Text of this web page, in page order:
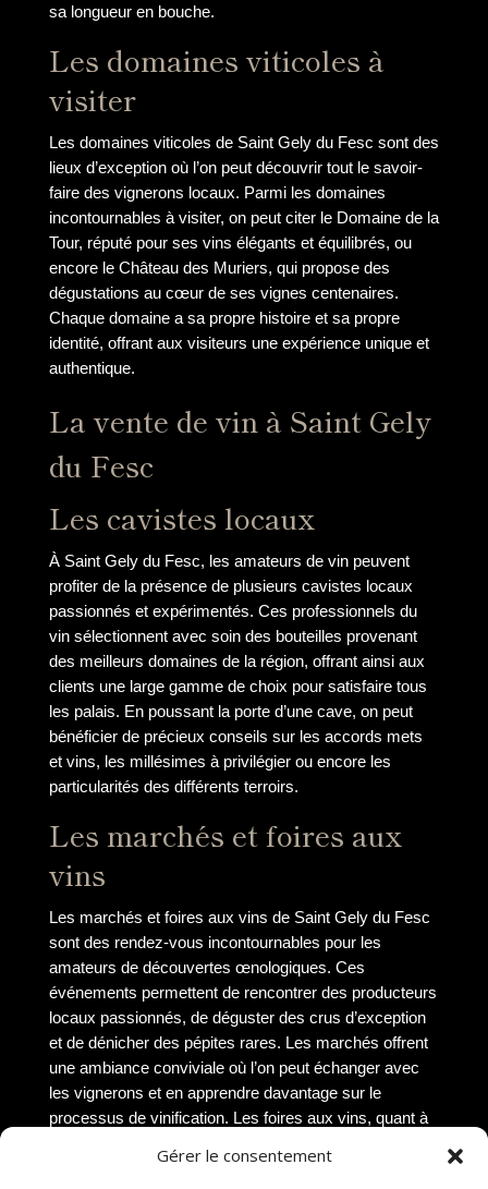
Gérer le consentement
sa longueur en bouche.
Les domaines viticoles à
visiter
Les domaines viticoles de Saint Gely du Fesc sont des
lieux d’exception où l’on peut découvrir tout le savoir-
faire des vignerons locaux. Parmi les domaines
incontournables à visiter, on peut citer le Domaine de la
Tour, réputé pour ses vins élégants et équilibrés, ou
encore le Château des Muriers, qui propose des
dégustations au cœur de ses vignes centenaires.
Chaque domaine a sa propre histoire et sa propre
identité, offrant aux visiteurs une expérience unique et
authentique.
La vente de vin à Saint Gely
du Fesc
Les cavistes locaux
À Saint Gely du Fesc, les amateurs de vin peuvent
profiter de la présence de plusieurs cavistes locaux
passionnés et expérimentés. Ces professionnels du
vin sélectionnent avec soin des bouteilles provenant
des meilleurs domaines de la région, offrant ainsi aux
clients une large gamme de choix pour satisfaire tous
les palais. En poussant la porte d’une cave, on peut
bénéficier de précieux conseils sur les accords mets
et vins, les millésimes à privilégier ou encore les
particularités des différents terroirs.
Les marchés et foires aux
vins
Les marchés et foires aux vins de Saint Gely du Fesc
sont des rendez-vous incontournables pour les
amateurs de découvertes œnologiques. Ces
événements permettent de rencontrer des producteurs
locaux passionnés, de déguster des crus d’exception
et de dénicher des pépites rares. Les marchés offrent
une ambiance conviviale où l’on peut échanger avec
les vignerons et en apprendre davantage sur le
processus de vinification. Les foires aux vins, quant à
animations pour éveiller les sens des visiteurs.